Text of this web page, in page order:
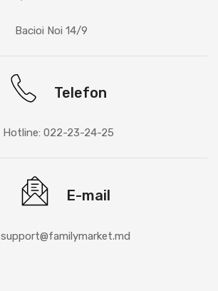
Bacioi Noi 14/9
Telefon
Hotline: 022-23-24-25
E-mail
support@familymarket.md